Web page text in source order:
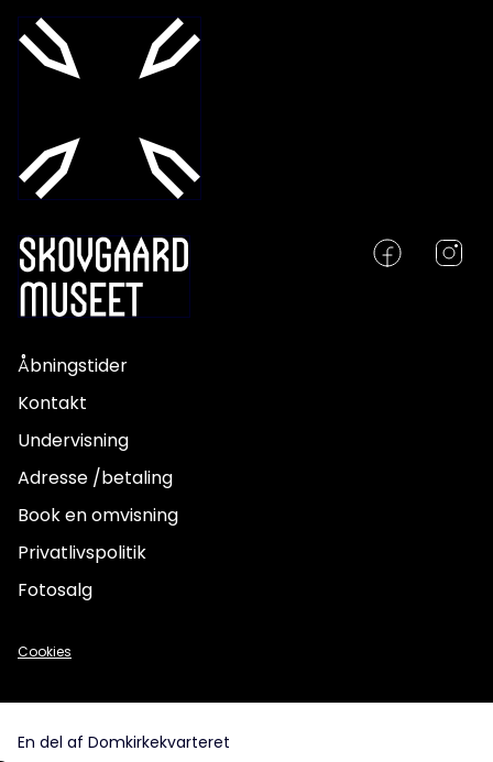
Åbningstider
Kontakt
Undervisning
Adresse /betaling
Book en omvisning
Privatlivspolitik
Fotosalg
En del af Domkirkekvarteret
Cookies